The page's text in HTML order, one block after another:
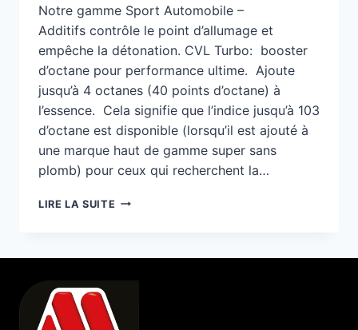
DE
COURSE?
Notre gamme Sport Automobile –
Additifs contrôle le point d’allumage et
empêche la détonation. CVL Turbo: booster
d’octane pour performance ultime. Ajoute
jusqu’à 4 octanes (40 points d’octane) à
l’essence. Cela signifie que l’indice jusqu’à 103
d’octane est disponible (lorsqu’il est ajouté à
une marque haut de gamme super sans
plomb) pour ceux qui recherchent la…
LIRE LA SUITE SPORT